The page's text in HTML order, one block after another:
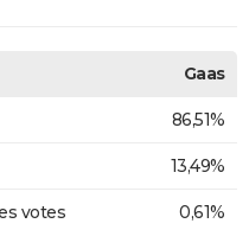
Gaas
86,51%
13,49%
votes
0,61%